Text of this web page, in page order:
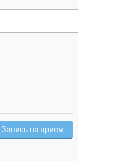
Запись на прием